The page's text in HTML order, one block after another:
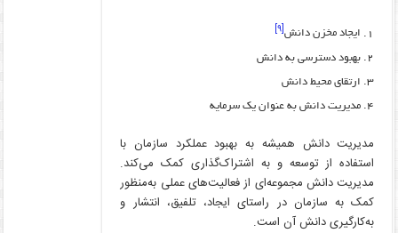
ایجاد مخزن دانش[۹]
بهبود دسترسی به دانش
ارتقای محیط دانش
مدیریت دانش به عنوان یک سرمایه
مدیریت دانش همیشه به بهبود عملکرد سازمان با
استفاده از توسعه و به اشتراک‌گذاری کمک می‌کند.
مدیریت دانش مجموعه‌ای از فعالیت‌های عملی به‌منظور
کمک به سازمان در راستای ایجاد، تلفیق، انتشار و
به‌کارگیری دانش آن است.